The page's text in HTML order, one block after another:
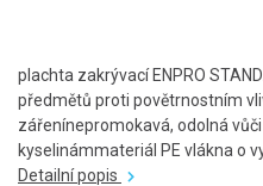
plachta zakrývací ENPRO
předmětů proti povětrnostním
zářenínepromokavá, odolná
kyselinámmateriál PE vlákna o
Detailní popis